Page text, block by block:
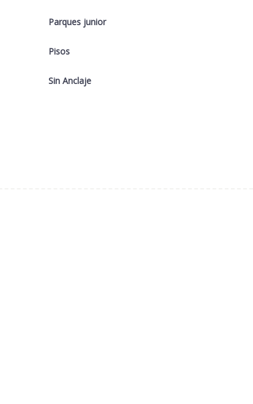
Parques junior
Pisos
Sin Anclaje